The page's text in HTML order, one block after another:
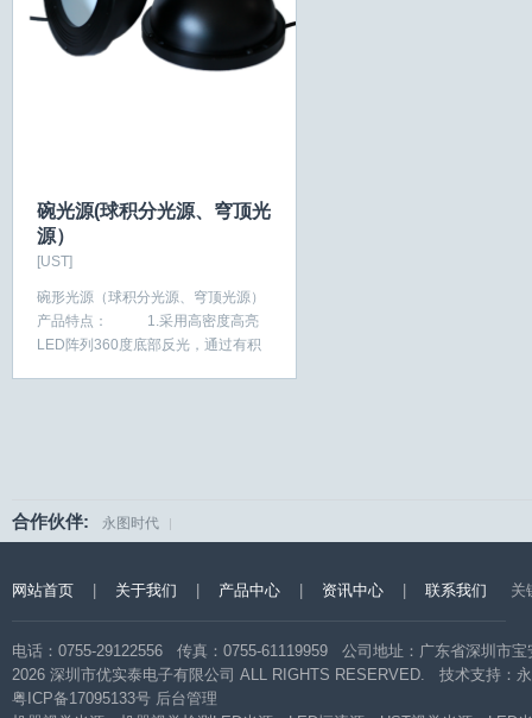
碗光源(球积分光源、穹顶光
源）
[UST]
碗形光源（球积分光源、穹顶光源）
产品特点： 1.采用高密度高亮
LED阵列360度底部反光，通过有积
合作伙伴: 永图时代 |
网站首页 关于我们 产品中心 资讯中心 联系我们 关
电话：0755-29122556 传真：0755-61119959 公司地址：广东省深圳市
2026 深圳市优实泰电子有限公司 ALL RIGHTS RESERVED. 技术支持：
粤ICP备17095133号 后台管理